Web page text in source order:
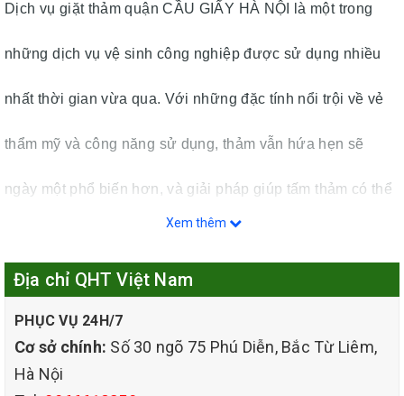
Dịch vụ giặt thảm quận CẦU GIẤY HÀ NỘI là một trong
những dịch vụ vệ sinh công nghiệp được sử dụng nhiều
nhất thời gian vừa qua. Với những đặc tính nổi trội về vẻ
thẩm mỹ và công năng sử dụng, thảm vẫn hứa hẹn sẽ
ngày một phổ biến hơn, và giải pháp giúp tấm thảm có thể
giặt thảm sẽ ngày càng được người tiêu dùng quan tâm
nhiều hơn. QHT VIỆT NAM sẽ mang đến cho khách hàng
sự trải nghiệm dịch vụ giá rẻ uy tín chuyên nghiệp và hoàn
Xem thêm
Địa chỉ QHT Việt Nam
PHỤC VỤ 24H/7
Cơ sở chính: Số 30 ngõ 75 Phú Diễn, Bắc Từ Liêm,
Hà Nội